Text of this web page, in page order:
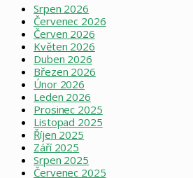
Srpen 2026
Červenec 2026
Červen 2026
Květen 2026
Duben 2026
Březen 2026
Únor 2026
Leden 2026
Prosinec 2025
Listopad 2025
Říjen 2025
Září 2025
Srpen 2025
Červenec 2025